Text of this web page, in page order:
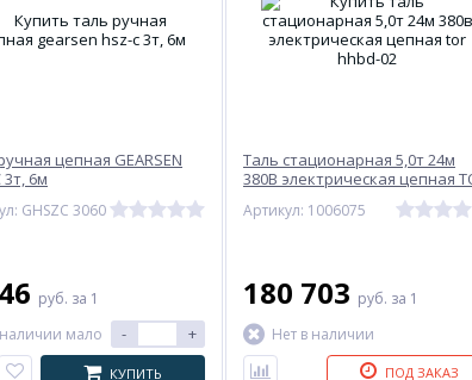
цепная GEARSEN
3т, 6м
GHSZC 3060
руб. за 1
мало
- +
КУПИТЬ
Таль стационарная 5,0т 24м
380В электрическая цепная
Артикул: 1006075
180 703 руб. за 1
Нет в наличии
ПОД ЗАКАЗ